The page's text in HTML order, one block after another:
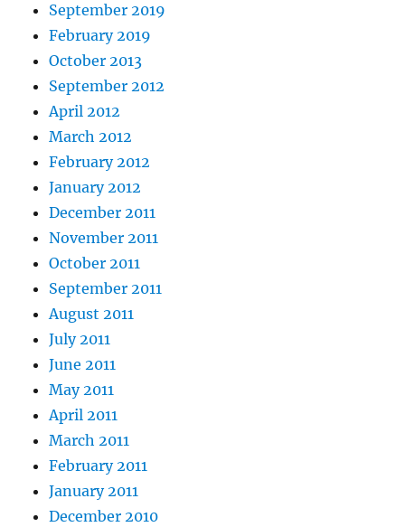
September 2019
February 2019
October 2013
September 2012
April 2012
March 2012
February 2012
January 2012
December 2011
November 2011
October 2011
September 2011
August 2011
July 2011
June 2011
May 2011
April 2011
March 2011
February 2011
January 2011
December 2010